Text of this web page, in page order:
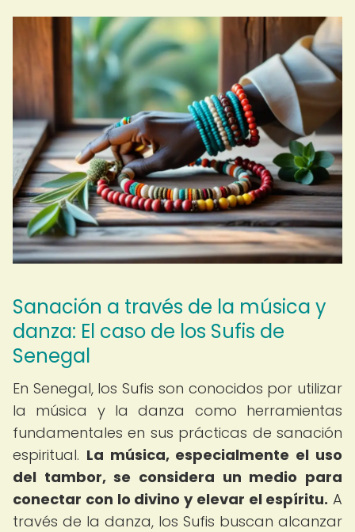
Sanación a través de la música y
danza: El caso de los Sufis de
Senegal
En Senegal, los Sufis son conocidos por utilizar
la música y la danza como herramientas
fundamentales en sus prácticas de sanación
espiritual. La música, especialmente el uso
del tambor, se considera un medio para
conectar con lo divino y elevar el espíritu. A
través de la danza, los Sufis buscan alcanzar